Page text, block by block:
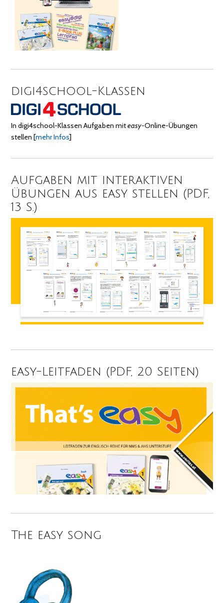
digi4school-Klassen
In digi4school-Klassen Aufgaben miteasy-Online-Übungen
stellen [mehr Infos]
Aufgaben mit interaktiven
Übungen aus easy stellen (PDF,
13 S.)
easy-Leitfaden (PDF, 20 Seiten)
The easy song